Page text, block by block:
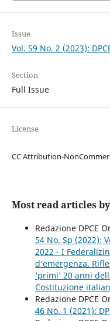
Issue
Vol. 59 No. 2 (2023):
Section
Full Issue
License
CC Attribution-
Most read articles
Redazione DPCE
54 No. Sp (2022):
2022 - I
d’emergenza.
‘primi’ 20 anni
Costituzione
Redazione DPCE
46 No. 1 (2021):